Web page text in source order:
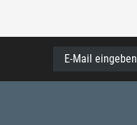
E-Mail eingeben